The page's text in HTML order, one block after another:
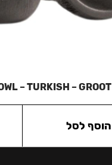
– TURKISH – GROOT
הוסף לסל